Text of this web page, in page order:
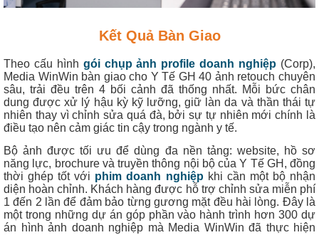
Kết Quả Bàn Giao
Theo cấu hình gói chụp ảnh profile doanh nghiệp (Corp),
Media WinWin bàn giao cho Y Tế GH 40 ảnh retouch chuyên
sâu, trải đều trên 4 bối cảnh đã thống nhất. Mỗi bức chân
dung được xử lý hậu kỳ kỹ lưỡng, giữ làn da và thần thái tự
nhiên thay vì chỉnh sửa quá đà, bởi sự tự nhiên mới chính là
điều tạo nên cảm giác tin cậy trong ngành y tế.
Bộ ảnh được tối ưu để dùng đa nền tảng: website, hồ sơ
năng lực, brochure và truyền thông nội bộ của Y Tế GH, đồng
thời ghép tốt với phim doanh nghiệpkhi cần một bộ nhận
diện hoàn chỉnh. Khách hàng được hỗ trợ chỉnh sửa miễn phí
1 đến 2 lần để đảm bảo từng gương mặt đều hài lòng. Đây là
một trong những dự án góp phần vào hành trình hơn 300 dự
án hình ảnh doanh nghiệp mà Media WinWin đã thực hiện